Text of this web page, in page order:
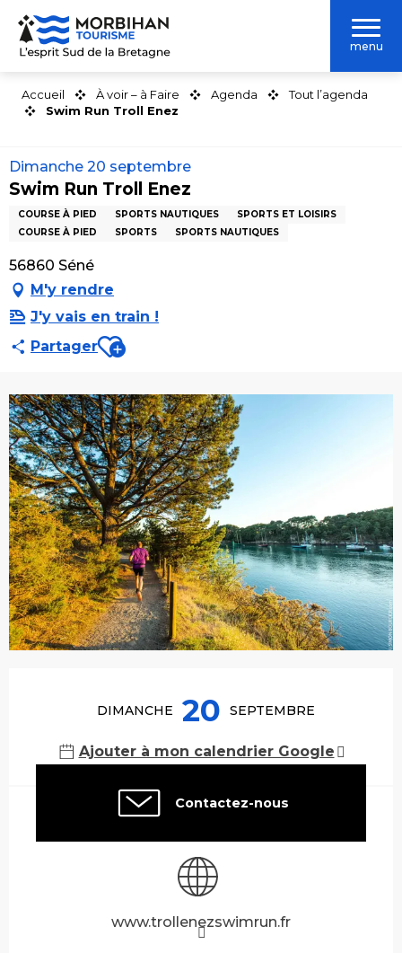
Aller
contenu
menu
Accueil À voir – à Faire Agenda
Tout l’agenda
Swim Run Troll Enez
Dimanche 20 septembre
Swim Run Troll Enez
COURSE À PIED SPORTS NAUTIQUES
SPORTS ET LOISIRS
COURSE À PIED
SPORTS SPORTS NAUTIQUES
56860 Séné
M'y rendre
J'y vais en train !
PartagerAjouter aux favoris
DIMANCHE 20 SEPTEMBRE
Ajouter à mon calendrier Google
Contactez-nous
www.trollenezswimrun.fr